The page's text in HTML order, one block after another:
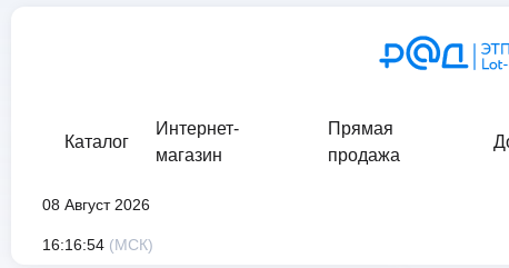
Каталог
Интернет-
магазин
Прямая
продажа
08 Август 2026
16:16:54 (МСК)